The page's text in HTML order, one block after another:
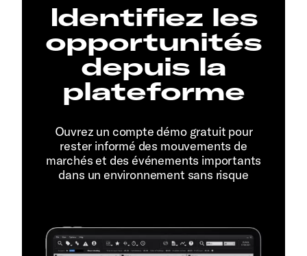
Identifiez les
opportunités
depuis la
plateforme
Ouvrez un compte démo gratuit pour
rester informé des mouvements de
marchés et des événements importants
dans un environnement sans risque